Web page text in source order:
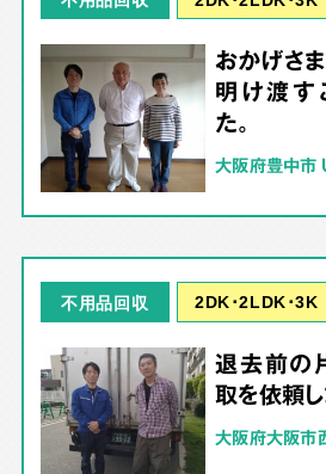
おかげさ
明け渡す
た。
大阪府豊中市
不用品回収 2DK･2LDK･3K
退去前の
取を依頼し
大阪府大阪市